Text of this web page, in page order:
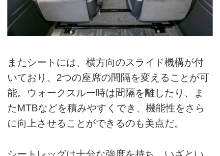
またシートには、横方向のスライド機構が付
いており、2つの座席の間隔を変えることが可
能。ウォークスルー時は間隔を離したり、ま
たMTBなどを積みやすくでき、機能性をさら
に向上させることができるのも美点だ。
シートレッグは十分な強度を持ち、いざとい